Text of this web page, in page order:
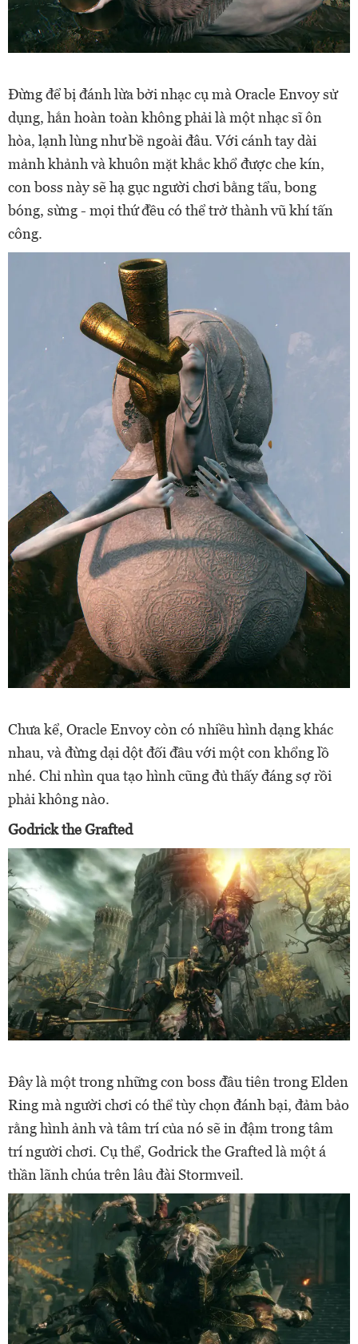
Đừng để bị đánh lừa bởi nhạc cụ mà Oracle Envoy sử
dụng, hắn hoàn toàn không phải là một nhạc sĩ ôn
hòa, lạnh lùng như bề ngoài đâu. Với cánh tay dài
mảnh khảnh và khuôn mặt khắc khổ được che kín,
con boss này sẽ hạ gục người chơi bằng tẩu, bong
bóng, sừng - mọi thứ đều có thể trở thành vũ khí tấn
công.
Chưa kể, Oracle Envoy còn có nhiều hình dạng khác
nhau, và đừng dại dột đối đầu với một con khổng lồ
nhé. Chỉ nhìn qua tạo hình cũng đủ thấy đáng sợ rồi
phải không nào.
Godrick the Grafted
Đây là một trong những con boss đầu tiên trong Elden
Ring mà người chơi có thể tùy chọn đánh bại, đảm bảo
rằng hình ảnh và tâm trí của nó sẽ in đậm trong tâm
trí người chơi. Cụ thể, Godrick the Grafted là một á
thần lãnh chúa trên lâu đài Stormveil.